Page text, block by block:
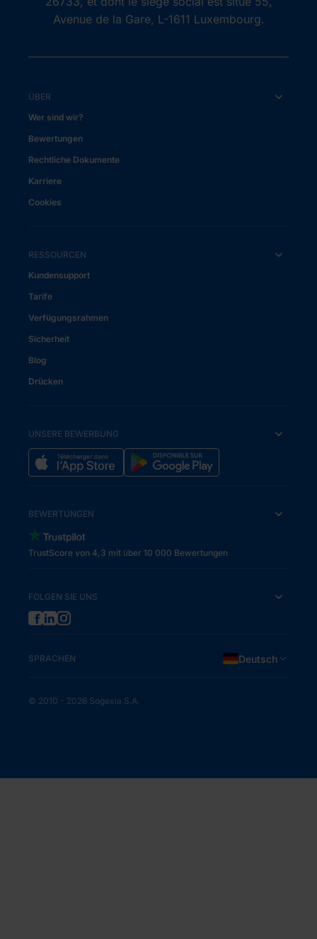
Avenue de la Gare, L-1611 Luxembourg.
ÜBER
Wer sind wir?
Bewertungen
Rechtliche Dokumente
Karriere
Cookies
RESSOURCEN
Kundensupport
Tarife
Verfügungsrahmen
Sicherheit
Blog
Drücken
UNSERE BEWERBUNG
BEWERTUNGEN
TrustScore von 4,3 mit über 10 000 Bewertungen
FOLGEN SIE UNS
SPRACHEN Deutsch
© 2010 - 2026 Sogexia S.A.